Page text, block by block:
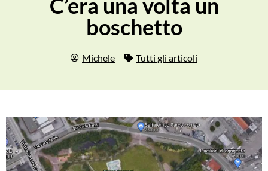
C’era una volta un
boschetto
Michele Tutti gli articoli